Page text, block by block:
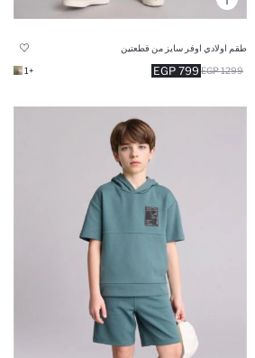
طقم اولادي اوفر سايز من قطعتين
799 EGP 1299 EGP
+1